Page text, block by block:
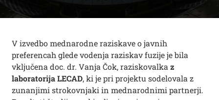
V izvedbo mednarodne raziskave o javnih
preferencah glede vodenja raziskav fuzije je bila
vključena doc. dr. Vanja Čok, raziskovalka z
laboratorija LECAD, ki je pri projektu sodelovala z
zunanjimi strokovnjaki in mednarodnimi partnerji.